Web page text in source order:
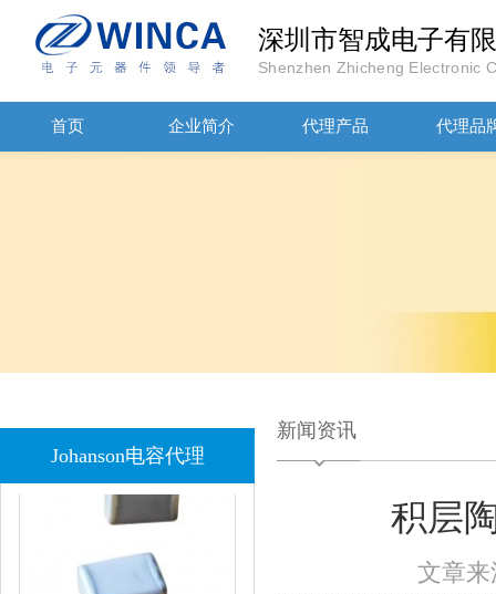
深圳市智成电子有
Shenzhen Zhicheng Electronic
首页 企业简介 代理产品 代理品
Johanson电容代理
JOHANOSN高压贴片电容1206/NPO/1000V/220PF/J档封装
新闻资讯
积层
文章